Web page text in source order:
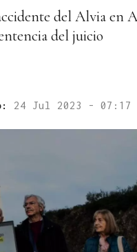
del Alvia en
del juicio
24 Jul 2023 - 07:17